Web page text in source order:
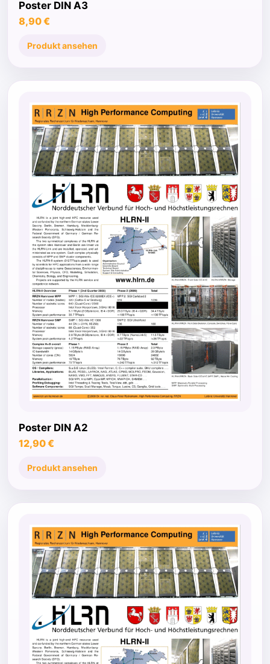
Poster DIN A3
8,90 €
Produkt ansehen
Poster DIN A2
12,90 €
Produkt ansehen